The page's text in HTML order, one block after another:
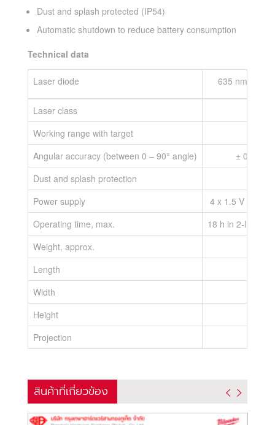
Dust and splash protected (IP54)
Automatic shutdown to reduce battery consumption
Technical data
Laser diode 635 nm, < 1
Laser class
Working range with target
Angular accuracy (between 0 – 90° angle)
± 0,2
Dust and splash protection
Power supply
4 x 1.5 V LR6
Operating time, max.
18 h in 2-line
Weight, approx.
Length
Width
Height
Projection
สินค้าที่เกี่ยวข้อง